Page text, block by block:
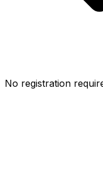
No registration